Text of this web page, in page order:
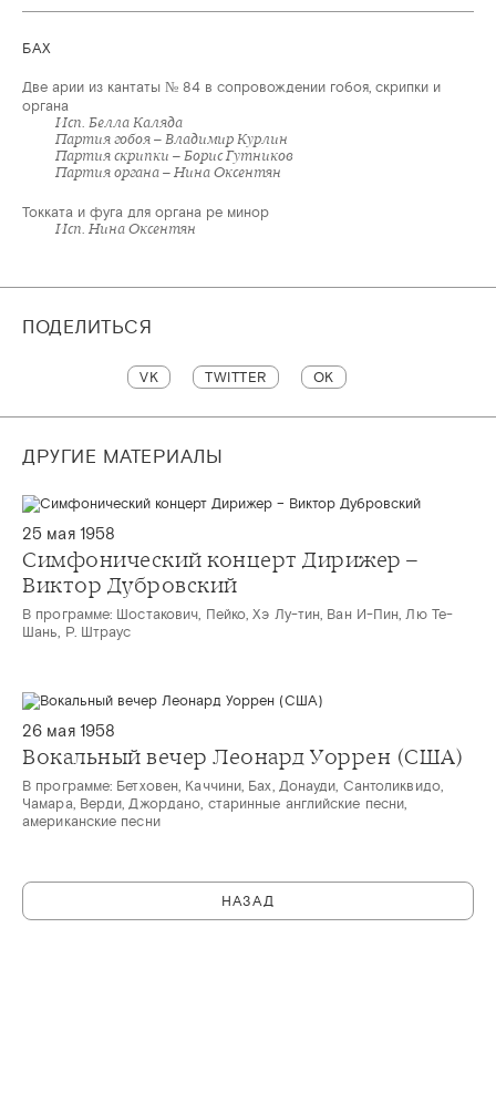
БАХ
Две арии из кантаты № 84 в сопровождении гобоя, скрипки и
органа
Исп. Белла Каляда
Партия гобоя – Владимир Курлин
Партия скрипки – Борис Гутников
Партия органа – Нина Оксентян
Токката и фуга для органа ре минор
Исп. Нина Оксентян
ПОДЕЛИТЬСЯ
VK TWITTER OK
ДРУГИЕ МАТЕРИАЛЫ
25 мая 1958
Симфонический концерт Дирижер –
Виктор Дубровский
В программе: Шостакович, Пейко, Хэ Лу-тин, Ван И-Пин, Лю Те-
Шань, Р. Штраус
26 мая 1958
Вокальный вечер Леонард Уоррен (США)
В программе: Бетховен, Каччини, Бах, Донауди, Сантоликвидо,
Чамара, Верди, Джордано, старинные английские песни,
американские песни
НАЗАД